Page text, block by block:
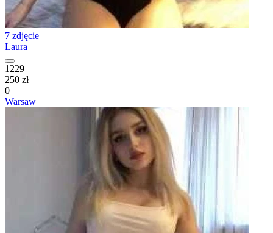
7 zdjęcie
Laura
1229
250 zł
0
Warsaw